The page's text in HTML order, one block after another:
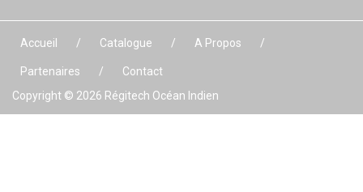
Accueil Catalogue A Propos
Partenaires
Contact
Copyright © 2026 Régitech Océan Indien